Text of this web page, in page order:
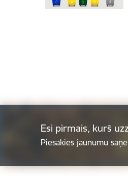
Esi pirmais, kurš
Piesakies jaunumu